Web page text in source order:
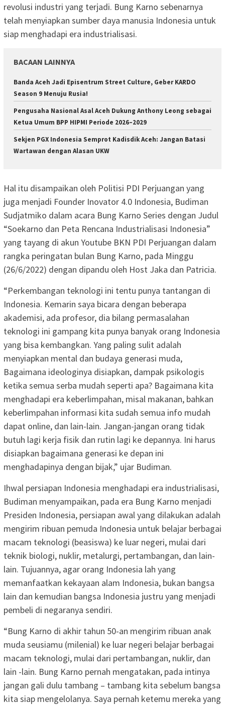
revolusi industri yang terjadi. Bung Karno sebenarnya
telah menyiapkan sumber daya manusia Indonesia untuk
siap menghadapi era industrialisasi.
BACAAN LAINNYA
Banda Aceh Jadi Episentrum Street Culture, Geber KARDO
Season 9 Menuju Rusia!
Pengusaha Nasional Asal Aceh Dukung Anthony Leong sebagai
Ketua Umum BPP HIPMI Periode 2026–2029
Sekjen PGX Indonesia Semprot Kadisdik Aceh: Jangan Batasi
Wartawan dengan Alasan UKW
Hal itu disampaikan oleh Politisi PDI Perjuangan yang
juga menjadi Founder Inovator 4.0 Indonesia, Budiman
Sudjatmiko dalam acara Bung Karno Series dengan Judul
“Soekarno dan Peta Rencana Industrialisasi Indonesia”
yang tayang di akun Youtube BKN PDI Perjuangan dalam
rangka peringatan bulan Bung Karno, pada Minggu
(26/6/2022) dengan dipandu oleh Host Jaka dan Patricia.
“Perkembangan teknologi ini tentu punya tantangan di
Indonesia. Kemarin saya bicara dengan beberapa
akademisi, ada profesor, dia bilang permasalahan
teknologi ini gampang kita punya banyak orang Indonesia
yang bisa kembangkan. Yang paling sulit adalah
menyiapkan mental dan budaya generasi muda,
Bagaimana ideologinya disiapkan, dampak psikologis
ketika semua serba mudah seperti apa? Bagaimana kita
menghadapi era keberlimpahan, misal makanan, bahkan
keberlimpahan informasi kita sudah semua info mudah
dapat online, dan lain-lain. Jangan-jangan orang tidak
butuh lagi kerja fisik dan rutin lagi ke depannya. Ini harus
disiapkan bagaimana generasi ke depan ini
menghadapinya dengan bijak,” ujar Budiman.
Ihwal persiapan Indonesia menghadapi era industrialisasi,
Budiman menyampaikan, pada era Bung Karno menjadi
Presiden Indonesia, persiapan awal yang dilakukan adalah
mengirim ribuan pemuda Indonesia untuk belajar berbagai
macam teknologi (beasiswa) ke luar negeri, mulai dari
teknik biologi, nuklir, metalurgi, pertambangan, dan lain-
lain. Tujuannya, agar orang Indonesia lah yang
memanfaatkan kekayaan alam Indonesia, bukan bangsa
lain dan kemudian bangsa Indonesia justru yang menjadi
pembeli di negaranya sendiri.
“Bung Karno di akhir tahun 50-an mengirim ribuan anak
muda seusiamu (milenial) ke luar negeri belajar berbagai
macam teknologi, mulai dari pertambangan, nuklir, dan
lain -lain. Bung Karno pernah mengatakan, pada intinya
jangan gali dulu tambang – tambang kita sebelum bangsa
kita siap mengelolanya. Saya pernah ketemu mereka yang